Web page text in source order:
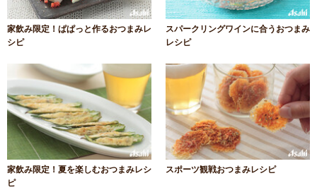
家飲み限定！ぱぱっと作るおつまみレ
シピ
スパークリングワインに合うおつまみ
レシピ
家飲み限定！夏を楽しむおつまみレシ
ピ
スポーツ観戦おつまみレシピ